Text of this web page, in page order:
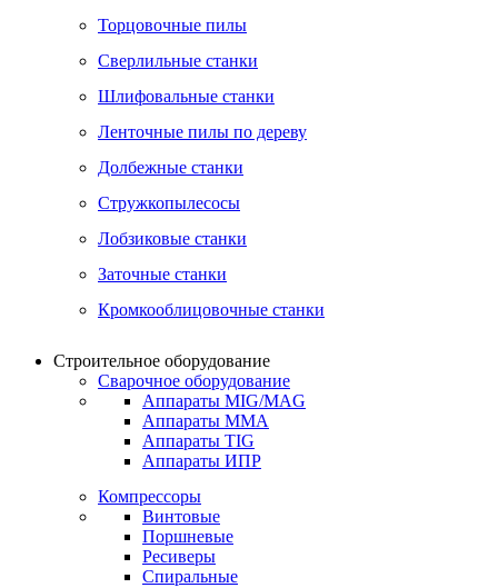
Торцовочные пилы
Сверлильные станки
Шлифовальные станки
Ленточные пилы по дереву
Долбежные станки
Стружкопылесосы
Лобзиковые станки
Заточные станки
Кромкооблицовочные станки
Строительное оборудование
Сварочное оборудование
Аппараты MIG/MAG
Аппараты MMA
Аппараты TIG
Аппараты ИПР
Компрессоры
Винтовые
Поршневые
Ресиверы
Спиральные